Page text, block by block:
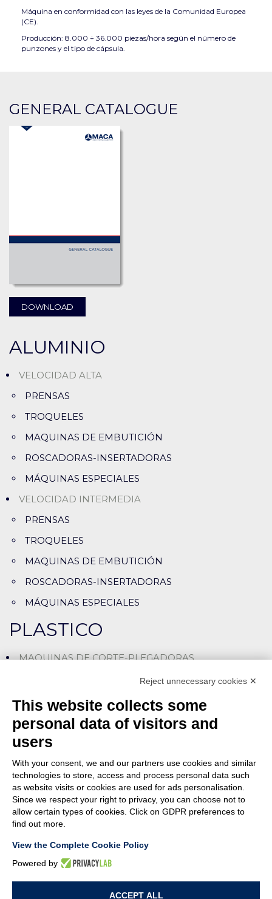
Máquina en conformidad con las leyes de la Comunidad Europea
(CE).
Producción: 8.000 ÷ 36.000 piezas/hora según el número de
punzones y el tipo de cápsula.
GENERAL CATALOGUE
DOWNLOAD
ALUMINIO
VELOCIDAD ALTA
PRENSAS
TROQUELES
MAQUINAS DE EMBUTICIÓN
ROSCADORAS-INSERTADORAS
MÁQUINAS ESPECIALES
VELOCIDAD INTERMEDIA
PRENSAS
TROQUELES
MAQUINAS DE EMBUTICIÓN
ROSCADORAS-INSERTADORAS
MÁQUINAS ESPECIALES
PLASTICO
MAQUINAS DE CORTE-PLEGADORAS
LÍNEAS DE CORTE-ENSAMBLE
MÁQUINAS CORTADORAS-INSERTADORAS
MÁQUINAS ESPECIALES
ENSAMBLADO
CON PRESIÓN (SNAP-ON)
CON ATORNILLADO
MÁQUINAS ESPECIALES
Reject unnecessary cookies ✕
This website collects some
personal data of visitors and
users
With your consent, we and our partners use cookies and similar
technologies to store, access and process personal data such
as website visits or cookies are used for ads personalisation.
Since we respect your right to privacy, you can choose not to
allow certain types of cookies. Click on GDPR preferences to
find out more.
View the Complete Cookie Policy
Powered by
ACCEPT ALL